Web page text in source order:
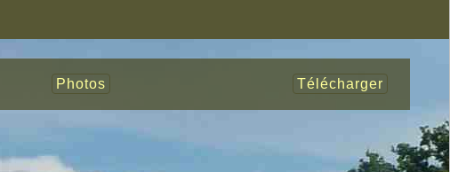
Photos Télécharger